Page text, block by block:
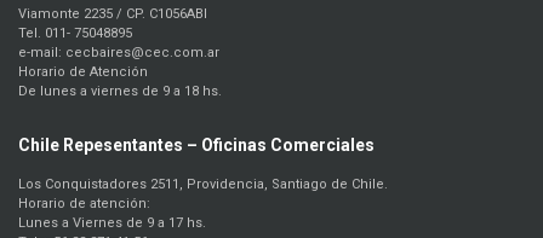
Viamonte 2235 / CP. C1056ABI
Tel. 011- 75048895
e-mail: cecbaires@cec.com.ar
Horario de Atención
De lunes a viernes de 9 a 18 hs.
Chile Repesentantes – Oficinas Comerciales
Los Conquistadores 2511, Providencia, Santiago de Chile.
Horario de atención:
Lunes a Viernes de 9 a 17 hs.